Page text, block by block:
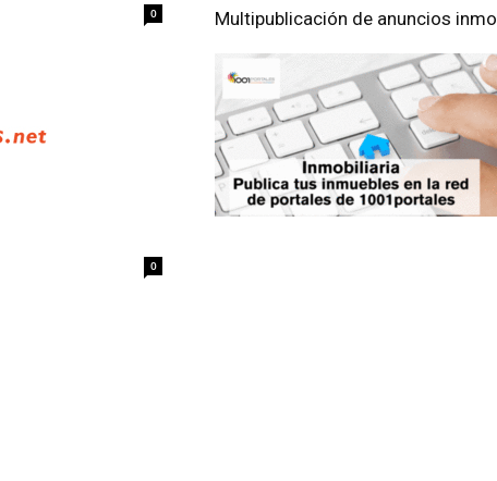
0
0
Multipublicación de anuncios inmo